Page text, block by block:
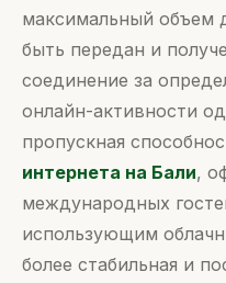
максимальный объем
быть передан и
соединение за
онлайн-активности
пропускная
интернета на Бали,
международных
использующим
более стабильная и